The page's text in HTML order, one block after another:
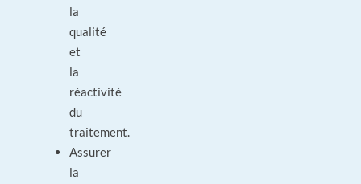
la
qualité
et
la
réactivité
du
traitement.
Assurer
la